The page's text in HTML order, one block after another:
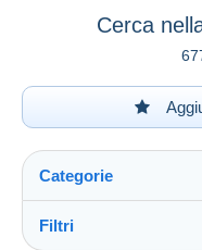
Cerca
Categorie
Filtri